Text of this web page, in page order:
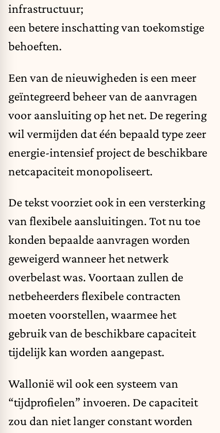
infrastructuur;
een betere inschatting van toekomstige
behoeften.
Een van de nieuwigheden is een meer
geïntegreerd beheer van de aanvragen
voor aansluiting op het net. De regering
wil vermijden dat één bepaald type zeer
energie-intensief project de beschikbare
netcapaciteit monopoliseert.
De tekst voorziet ook in een versterking
van flexibele aansluitingen. Tot nu toe
konden bepaalde aanvragen worden
geweigerd wanneer het netwerk
overbelast was. Voortaan zullen de
netbeheerders flexibele contracten
moeten voorstellen, waarmee het
gebruik van de beschikbare capaciteit
tijdelijk kan worden aangepast.
Wallonië wil ook een systeem van
“tijdprofielen” invoeren. De capaciteit
zou dan niet langer constant worden